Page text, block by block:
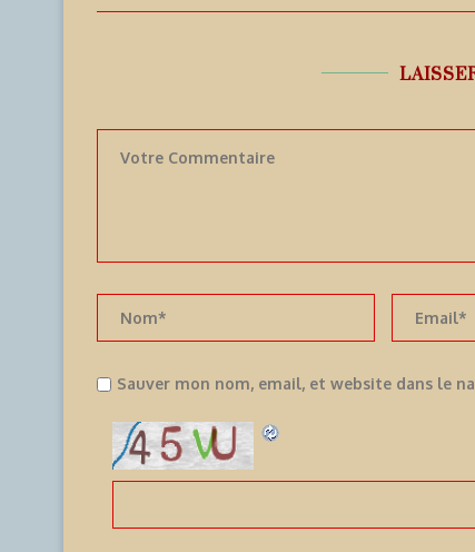
Sauver mon nom, email, et website dans le